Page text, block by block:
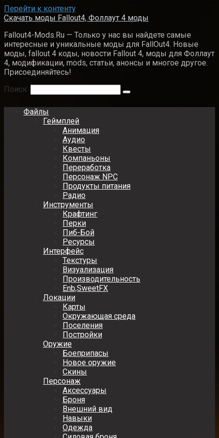
Перейти к контенту
Скачать моды Fallout4, Фоллаут 4 моды
Fallout4-Mods.Ru — Только у нас вы найдете самые
интересные и уникальные моды для FallOut4. Новые
моды, fallout 4 коды, новости Fallout 4, моды для Фоллаут
4, модификации, mods, статьи, анонсы и многое другое.
Присоединяйтесь!
Поиск:
Файлы
Геймплей
Анимация
Аудио
Квесты
Компаньоны
Переработка
Персонаж NPC
Продукты питания
Радио
Инструменты
Крафтинг
Перки
Пиб-Бой
Ресурсы
Интерфейс
Текстуры
Визуализация
Производительность
Enb,SweetFX
Локации
Карты
Окружающая среда
Поселения
Постройки
Оружие
Боеприпасы
Новое оружие
Скины
Персонаж
Аксессуары
Броня
Внешний вид
Навыки
Одежда